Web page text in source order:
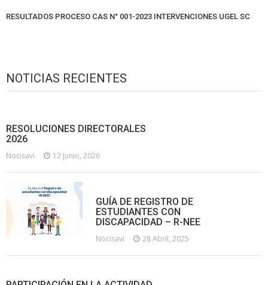
RESULTADOS PROCESO CAS N° 001-2023 INTERVENCIONES UGEL SC
NOTICIAS RECIENTES
RESOLUCIONES DIRECTORALES
2026
Nocisavi 12 Junio, 2026
GUÍA DE REGISTRO DE
ESTUDIANTES CON
DISCAPACIDAD – R-NEE
Nocisavi 28 Abril, 2025